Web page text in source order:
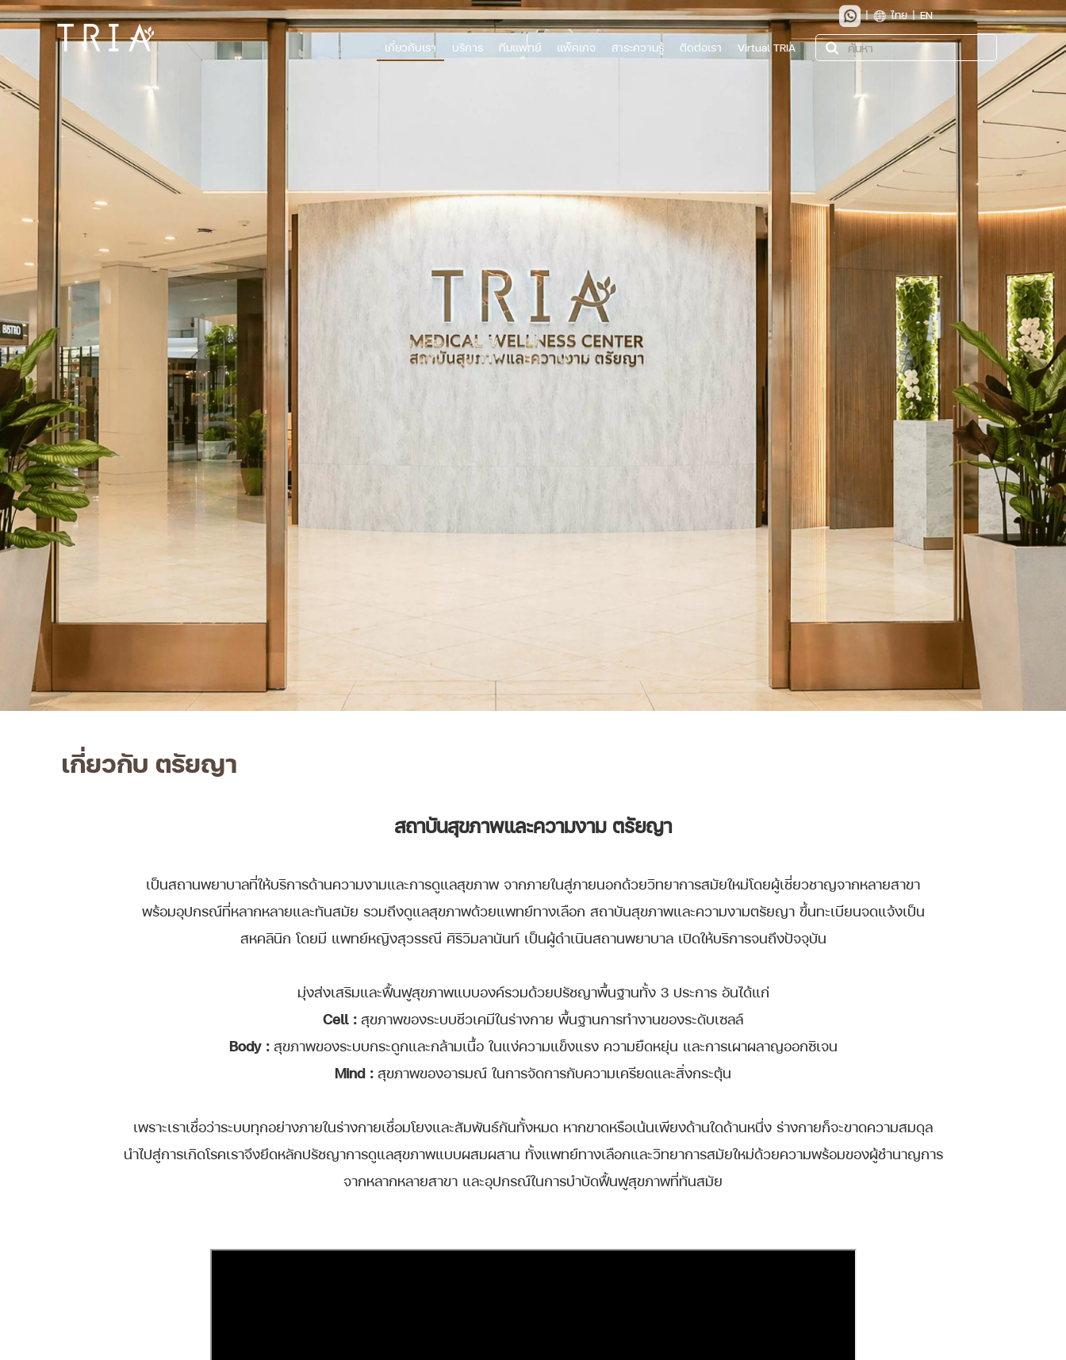
Bangpakok
| ไทย | EN
ค้นหา
เกี่ยวกับเรา บริการ ทีมแพทย์ แพ็คเกจ สาระความรู้ ติดต่อเรา Virtual TRIA
เกี่ยวกับ ตรัยญา
สถาบันสุขภาพและความงาม ตรัยญา
เป็นสถานพยาบาลที่ให้บริการด้านความงามและการดูแลสุขภาพ จากภายในสู่ภายนอกด้วยวิทยาการสมัยใหม่โดยผู้เชี่ยวชาญจากหลายสาขา
พร้อมอุปกรณ์ที่หลากหลายและทันสมัย รวมถึงดูแลสุขภาพด้วยแพทย์ทางเลือก สถาบันสุขภาพและความงามตรัยญา ขึ้นทะเบียนจดแจ้งเป็น
สหคลินิก โดยมี แพทย์หญิงสุวรรณี ศิริวิมลานันท์ เป็นผู้ดำเนินสถานพยาบาล เปิดให้บริการจนถึงปัจจุบัน
มุ่งส่งเสริมและฟื้นฟูสุขภาพแบบองค์รวมด้วยปรัชญาพื้นฐานทั้ง 3 ประการ อันได้แก่
Cell :สุขภาพของระบบชีวเคมีในร่างกาย พื้นฐานการทำงานของระดับเซลล์
Body :สุขภาพของระบบกระดูกและกล้ามเนื้อ ในแง่ความแข็งแรง ความยืดหยุ่น และการเผาผลาญออกซิเจน
Mind :สุขภาพของอารมณ์ ในการจัดการกับความเครียดและสิ่งกระตุ้น
เพราะเราเชื่อว่าระบบทุกอย่างภายในร่างกายเชื่อมโยงและสัมพันธ์กันทั้งหมด หากขาดหรือเน้นเพียงด้านใดด้านหนึ่ง ร่างกายก็จะขาดความสมดุล
นำไปสู่การเกิดโรคเราจึงยึดหลักปรัชญาการดูแลสุขภาพแบบผสมผสาน ทั้งแพทย์ทางเลือกและวิทยาการสมัยใหม่ด้วยความพร้อมของผู้ชำนาญการ
จากหลากหลายสาขา และอุปกรณ์ในการบำบัดฟื้นฟูสุขภาพที่ทันสมัย